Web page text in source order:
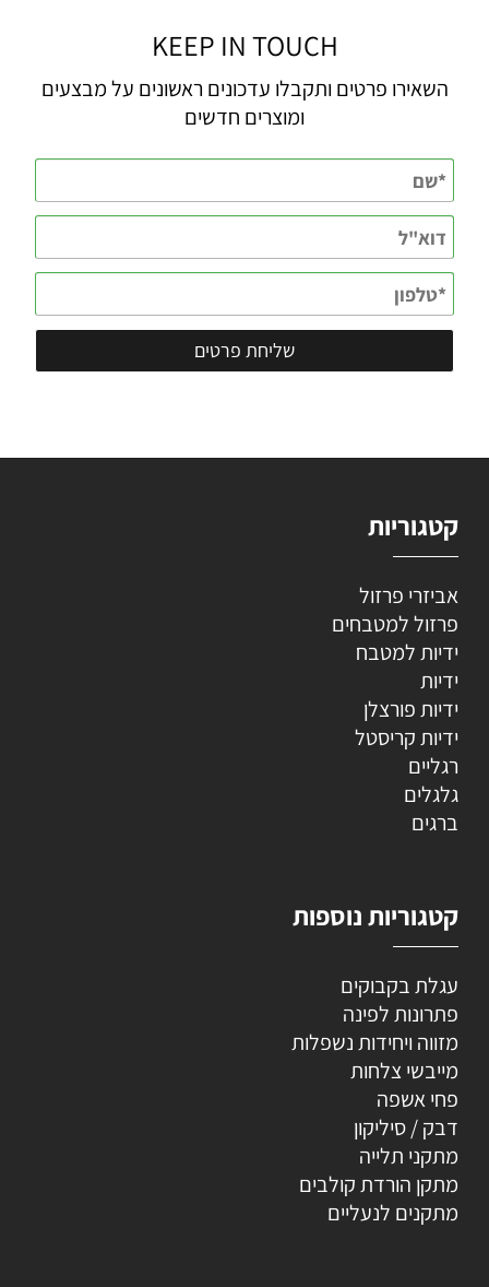
KEEP IN TOUCH
השאירו פרטים ותקבלו עדכונים ראשונים על מבצעים
ומוצרים חדשים
קטגוריות
אביזרי פרזול
פרזול למטבחים
ידיות למטבח
ידיות
ידיות פורצלן
ידיות קריסטל
רגליים
גלגלים
ברגים
קטגוריות נוספות
עגלת בקבוקים
פתרונות לפינה
מזווה ויחידות נשפלות
מייבשי צלחות
פחי אשפה
דבק / סיליקון
מתקני תלייה
מתקן הורדת קולבים
מתקנים לנעליים